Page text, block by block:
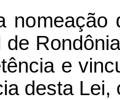
de
e
desta